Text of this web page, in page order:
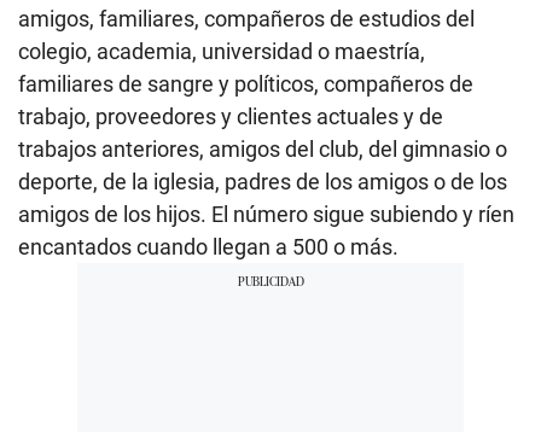
amigos, familiares, compañeros de estudios del
colegio, academia, universidad o maestría,
familiares de sangre y políticos, compañeros de
trabajo, proveedores y clientes actuales y de
trabajos anteriores, amigos del club, del gimnasio o
deporte, de la iglesia, padres de los amigos o de los
amigos de los hijos. El número sigue subiendo y ríen
encantados cuando llegan a 500 o más.